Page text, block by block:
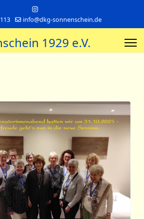
info@dkg-sonnenschein.de
1929 e.V.